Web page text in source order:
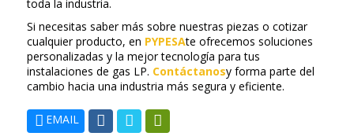
toda la industria.
Si necesitas saber más sobre nuestras piezas o cotizar
cualquier producto, en PYPESAte ofrecemos soluciones
personalizadas y la mejor tecnología para tus
instalaciones de gas LP. Contáctanosy forma parte del
cambio hacia una industria más segura y eficiente.
EMAIL